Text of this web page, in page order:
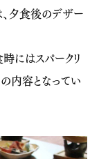
、夕食後のデザー
にはスパークリ
内容となってい